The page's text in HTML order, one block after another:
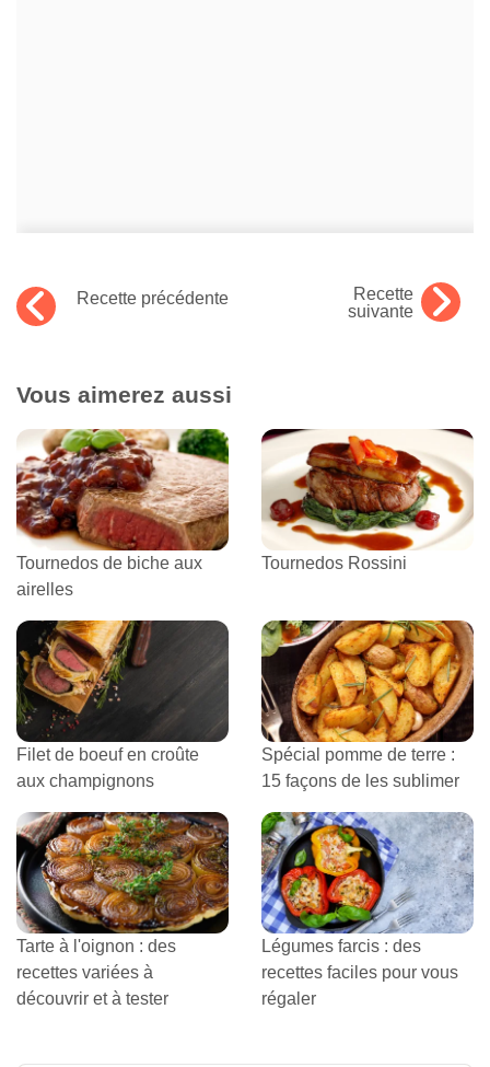
Recette précédente
Recette
suivante
Vous aimerez aussi
Tournedos de biche aux
airelles
Tournedos Rossini
Filet de boeuf en croûte
aux champignons
Spécial pomme de terre :
15 façons de les sublimer
Tarte à l'oignon : des
recettes variées à
découvrir et à tester
Légumes farcis : des
recettes faciles pour vous
régaler